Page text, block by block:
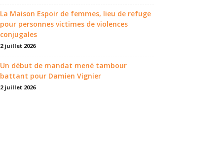
La Maison Espoir de femmes, lieu de refuge
pour personnes victimes de violences
conjugales
2 juillet 2026
Un début de mandat mené tambour
battant pour Damien Vignier
2 juillet 2026